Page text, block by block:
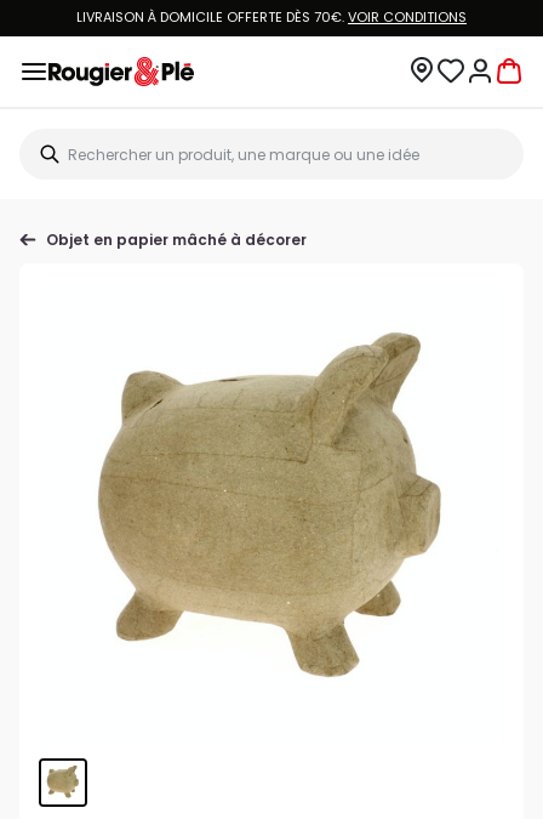
LIVRAISON À DOMICILE OFFERTE DÈS 70€.VOIR CONDITIONS
Objet en papier mâché à décorer